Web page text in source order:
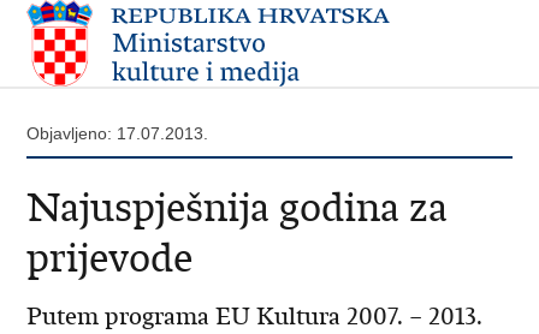
Objavljeno: 17.07.2013.
Najuspješnija godina za
prijevode
Putem programa EU Kultura 2007. – 2013.